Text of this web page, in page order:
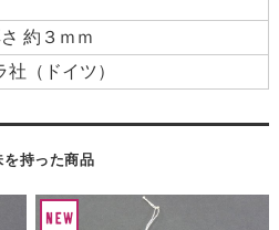
約３ｍｍ
社（ドイツ）
持った商品